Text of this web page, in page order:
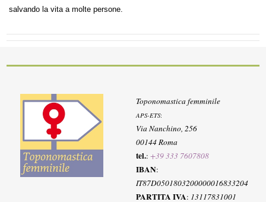
salvando la vita a molte persone.
Toponomastica femminile
APS-ETS:
Via Nanchino, 256
00144 Roma
tel.:+39 333 7607808
IBAN:
IT87D0501803200000016833204
PARTITA IVA: 13117831001